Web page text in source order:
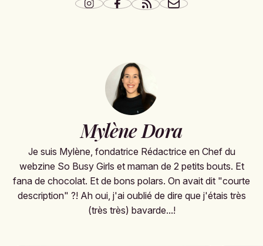
Mylène Dora
Je suis Mylène, fondatrice Rédactrice en Chef du
webzine So Busy Girls et maman de 2 petits bouts. Et
fana de chocolat. Et de bons polars. On avait dit "courte
description" ?! Ah oui, j'ai oublié de dire que j'étais très
(très très) bavarde...!